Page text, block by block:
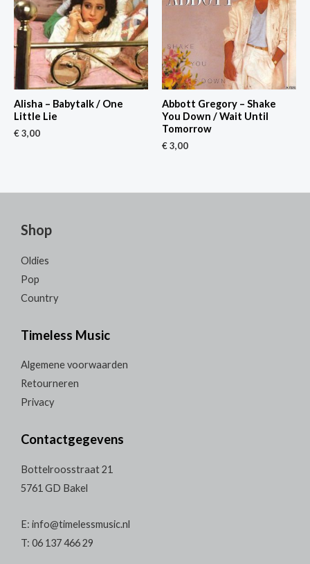
Alisha – Babytalk / One
Little Lie
€3,00
Abbott Gregory – Shake
You Down / Wait Until
Tomorrow
€3,00
Shop
Oldies
Pop
Country
Timeless Music
Algemene voorwaarden
Retourneren
Privacy
Contactgegevens
Bottelroosstraat 21
5761 GD Bakel
E: info@timelessmusic.nl
T: 06 137 466 29